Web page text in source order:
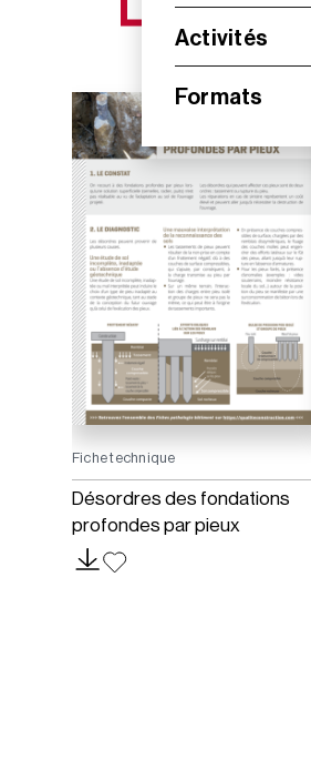
Activités
Formats
NOS
Fiche technique
Désordres des fondations
profondes par pieux